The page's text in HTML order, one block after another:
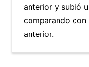
anterior y subió
comparando con
anterior.